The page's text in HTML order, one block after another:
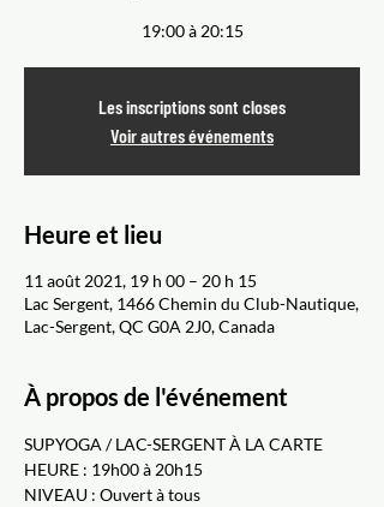
19:00 à 20:15
Les inscriptions sont closes
Voir autres événements
Heure et lieu
11 août 2021, 19 h 00 – 20 h 15
Lac Sergent, 1466 Chemin du Club-Nautique,
Lac-Sergent, QC G0A 2J0, Canada
À propos de l'événement
SUPYOGA / LAC-SERGENT À LA CARTE
HEURE : 19h00 à 20h15
NIVEAU : Ouvert à tous